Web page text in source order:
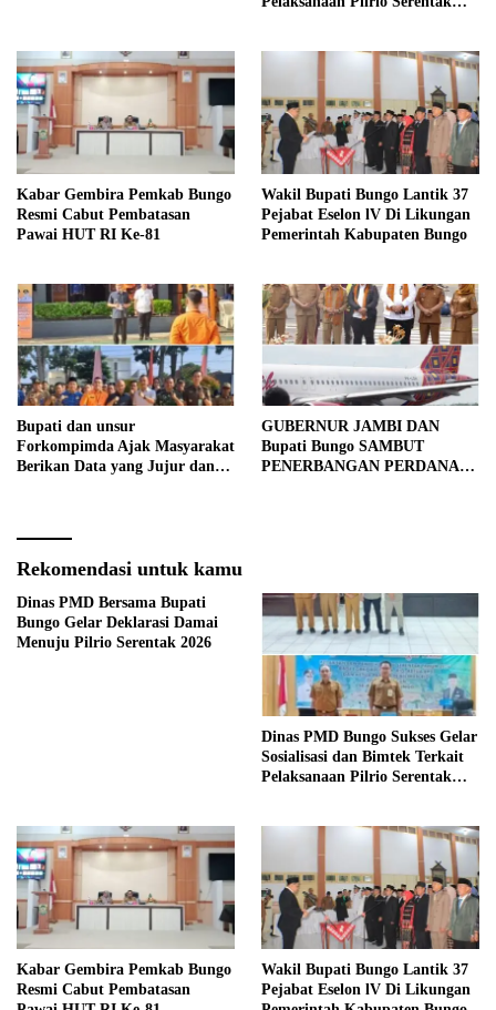
Kabar Gembira Pemkab Bungo
Resmi Cabut Pembatasan
Pawai HUT RI Ke-81
Wakil Bupati Bungo Lantik 37
Pejabat Eselon lV Di Likungan
Pemerintah Kabupaten Bungo
Bupati dan unsur
Forkompimda Ajak Masyarakat
Berikan Data yang Jujur dan
GUBERNUR JAMBI DAN
Bupati Bungo SAMBUT
PENERBANGAN PERDANA
Rekomendasi untuk kamu
Dinas PMD Bersama Bupati
Bungo Gelar Deklarasi Damai
Menuju Pilrio Serentak 2026
Dinas PMD Bungo Sukses Gelar
Sosialisasi dan Bimtek Terkait
Pelaksanaan Pilrio Serentak
Kabar Gembira Pemkab Bungo
Resmi Cabut Pembatasan
Wakil Bupati Bungo Lantik 37
Pejabat Eselon lV Di Likungan